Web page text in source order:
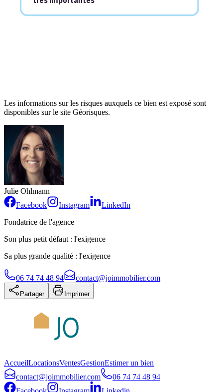
Émissions :68kgCO2/m²/an
Dont émissions de gaz à effet de serre :
(classeC)
Classe :C
Les informations sur les risques auxquels ce bien est exposé sont
disponibles sur le site Géorisques.
Julie Ohlmann
Facebook
Instagram
LinkedIn
Fondatrice de l'agence
Son plus petit défaut : l'exigence
Sa plus grande qualité : l'exigence
06 74 74 48 94 contact@joimmobilier.com
Partager Imprimer
AccueilLocationsVentesGestionEstimer un bien
contact@joimmobilier.com
06 74 74 48 94